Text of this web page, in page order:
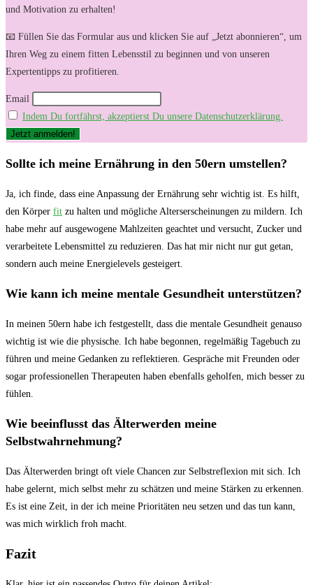
und Motivation zu erhalten!
📧 Füllen Sie das Formular aus und klicken Sie auf „Jetzt abonnieren“, um
Ihren Weg zu einem fitten Lebensstil zu beginnen und von unseren
Expertentipps zu profitieren.
Email
Indem Du fortfährst, akzeptierst Du unsere Datenschutzerklärung.
Sollte ich meine Ernährung in den 50ern umstellen?
Ja, ich finde, dass eine Anpassung der Ernährung sehr wichtig ist. Es hilft,
den Körper fit zu halten und mögliche Alterserscheinungen zu mildern. Ich
habe mehr auf ausgewogene Mahlzeiten geachtet und versucht, Zucker und
verarbeitete Lebensmittel zu reduzieren. Das hat mir nicht nur gut getan,
sondern auch meine Energielevels gesteigert.
Wie kann ich meine mentale Gesundheit unterstützen?
In meinen 50ern habe ich festgestellt, dass die mentale Gesundheit genauso
wichtig ist wie die physische. Ich habe begonnen, regelmäßig Tagebuch zu
führen und meine Gedanken zu reflektieren. Gespräche mit Freunden oder
sogar professionellen Therapeuten haben ebenfalls geholfen, mich besser zu
fühlen.
Wie beeinflusst das Älterwerden meine
Selbstwahrnehmung?
Das Älterwerden bringt oft viele Chancen zur Selbstreflexion mit sich. Ich
habe gelernt, mich selbst mehr zu schätzen und meine Stärken zu erkennen.
Es ist eine Zeit, in der ich meine Prioritäten neu setzen und das tun kann,
was mich wirklich froh macht.
Fazit